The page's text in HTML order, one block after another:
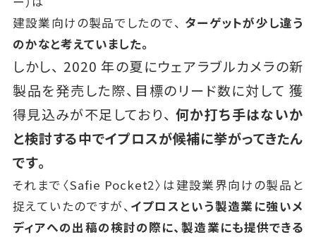
建設業向けの製品でしたので、 ターゲットが少し違う
のかなと考えていました。
しかし、 2020年の夏にウェアラブルカメラの新
製品を発売した際、目標のリード数に対して 獲
得見込みが不足しており、何か打ち手はないか
と検討する中でイプロスが候補に挙がってきたん
です。
それまで〈Safie Pocket2〉は建設業界向けの製品と
捉えていたのですが、 イプロスという製造業に強いメ
ディアへの出稿の検討の際に、製造業にも提供できる